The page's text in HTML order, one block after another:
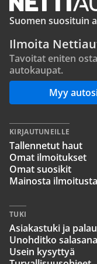
Suomen suosituin
Ilmoita
Tavoitat eniten
autokaupat.
Myy
KIRJAUTUNEILLE
Tallennetut haut
Omat ilmoitukset
Omat suosikit
Mainosta
TUKI
Asiakastuki ja
Unohditko
Usein kysyttyä